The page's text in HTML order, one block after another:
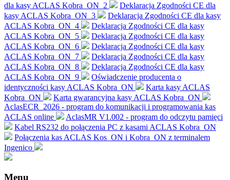
dla kasy ACLAS Kobra_ON_2
Deklaracja Zgodności CE dla
kasy ACLAS Kobra_ON_3
Deklaracja Zgodności CE dla kasy
ACLAS Kobra_ON_4
Deklaracja Zgodności CE dla kasy
ACLAS Kobra_ON_5
Deklaracja Zgodności CE dla kasy
ACLAS Kobra_ON_6
Deklaracja Zgodności CE dla kasy
ACLAS Kobra_ON_7
Deklaracja Zgodności CE dla kasy
ACLAS Kobra_ON_8
Deklaracja Zgodności CE dla kasy
ACLAS Kobra_ON_9
Oświadczenie producenta o
identyczności kasy ACLAS Kobra_ON
Karta kasy ACLAS
Kobra_ON
Karta gwarancyjna kasy ACLAS Kobra_ON
AclasECR_2026 - program do komunikacji i programowania kas
ACLAS online
AclasMR V1.002 - program do odczytu pamięci
Kabel RS232 do połączenia PC z kasami ACLAS Kobra_ON
Połączenia kas ACLAS Kos_ON i Kobra_ON z terminalem
Ingenico
Menu